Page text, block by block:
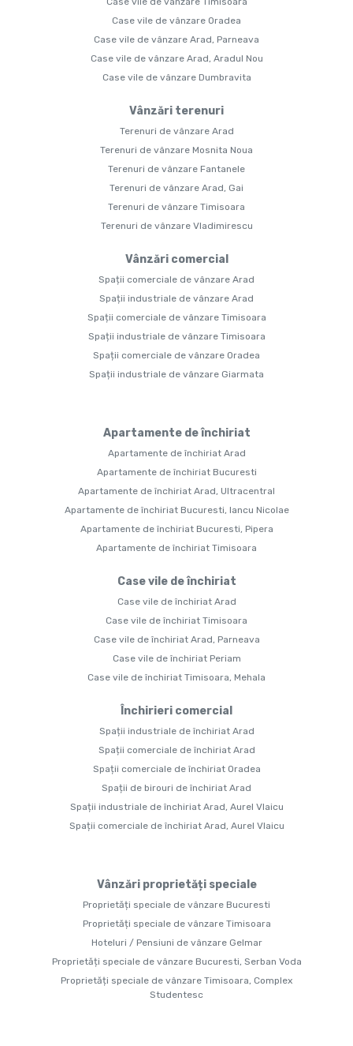
Case vile de vânzare Oradea
Case vile de vânzare Arad, Parneava
Case vile de vânzare Arad, Aradul Nou
Case vile de vânzare Dumbravita
Vânzări terenuri
Terenuri de vânzare Arad
Terenuri de vânzare Mosnita Noua
Terenuri de vânzare Fantanele
Terenuri de vânzare Arad, Gai
Terenuri de vânzare Timisoara
Terenuri de vânzare Vladimirescu
Vânzări comercial
Spații comerciale de vânzare Arad
Spații industriale de vânzare Arad
Spații comerciale de vânzare Timisoara
Spații industriale de vânzare Timisoara
Spații comerciale de vânzare Oradea
Spații industriale de vânzare Giarmata
Apartamente de închiriat
Apartamente de închiriat Arad
Apartamente de închiriat Bucuresti
Apartamente de închiriat Arad, Ultracentral
Apartamente de închiriat Bucuresti, Iancu Nicolae
Apartamente de închiriat Bucuresti, Pipera
Apartamente de închiriat Timisoara
Case vile de închiriat
Case vile de închiriat Arad
Case vile de închiriat Timisoara
Case vile de închiriat Arad, Parneava
Case vile de închiriat Periam
Case vile de închiriat Timisoara, Mehala
Închirieri comercial
Spații industriale de închiriat Arad
Spații comerciale de închiriat Arad
Spații comerciale de închiriat Oradea
Spații de birouri de închiriat Arad
Spații industriale de închiriat Arad, Aurel Vlaicu
Spații comerciale de închiriat Arad, Aurel Vlaicu
Vânzări proprietăți speciale
Proprietăți speciale de vânzare Bucuresti
Proprietăți speciale de vânzare Timisoara
Hoteluri / Pensiuni de vânzare Gelmar
Proprietăți speciale de vânzare Bucuresti, Serban Voda
Proprietăți speciale de vânzare Timisoara, Complex
Studentesc